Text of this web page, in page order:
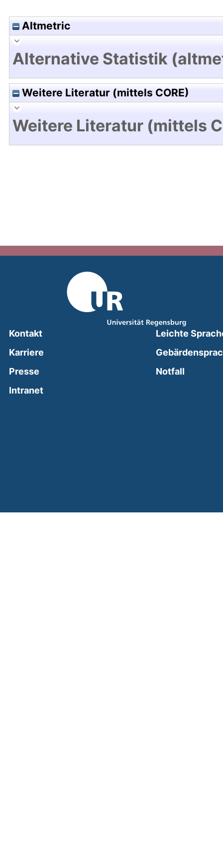
Altmetric
Alternative Statistik
Weitere Literatur (mittels CORE)
Weitere Literatur (mittels
Kontakt
Karriere
Presse
Intranet(external link, opens in a new window)
Leichte
Notfall